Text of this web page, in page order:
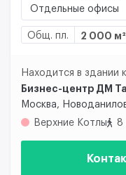
Отдельные офисы
Общ. пл. 2 000 м²
Находится в здании
Бизнес-центр ДМ
Москва,
Верхние Котлы
8